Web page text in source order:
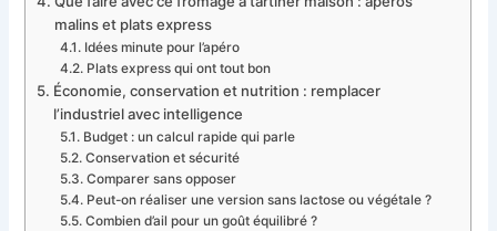
malins et plats express
Idées minute pour l’apéro
Plats express qui ont tout bon
Économie, conservation et nutrition : remplacer
l’industriel avec intelligence
Budget : un calcul rapide qui parle
Conservation et sécurité
Comparer sans opposer
Peut-on réaliser une version sans lactose ou végétale ?
Combien d’ail pour un goût équilibré ?